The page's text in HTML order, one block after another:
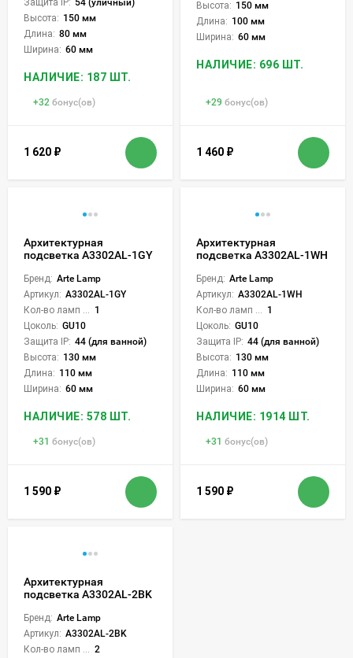
Высота: 150 мм
Длина: 80 мм
Ширина: 60 мм
НАЛИЧИЕ: 187 ШТ.
+32 бонус(ов)
1 620 ₽
Высота: 150 мм
Длина: 100 мм
Ширина: 60 мм
НАЛИЧИЕ: 696 ШТ.
+29 бонус(ов)
1 460 ₽
Архитектурная
подсветка A3302AL-1GY
Бренд: Arte Lamp
Артикул: A3302AL-1GY
1
Цоколь: GU10
Защита IP: 44 (для ванной)
Высота: 130 мм
Длина: 110 мм
Ширина: 60 мм
НАЛИЧИЕ: 578 ШТ.
+31 бонус(ов)
1 590 ₽
Архитектурная
подсветка A3302AL-1WH
Бренд: Arte Lamp
Артикул: A3302AL-1WH
1
Цоколь: GU10
Защита IP: 44 (для ванной)
Высота: 130 мм
Длина: 110 мм
Ширина: 60 мм
НАЛИЧИЕ: 1914 ШТ.
+31 бонус(ов)
1 590 ₽
Архитектурная
подсветка A3302AL-2BK
Бренд: Arte Lamp
Артикул: A3302AL-2BK
2